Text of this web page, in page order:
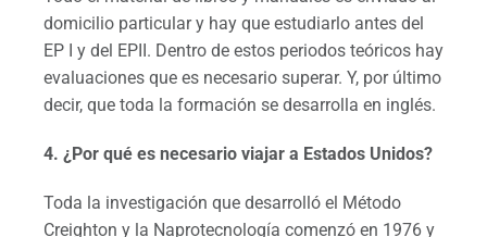
domicilio particular y hay que estudiarlo antes del
EP I y del EPII. Dentro de estos periodos teóricos hay
evaluaciones que es necesario superar. Y, por último
decir, que toda la formación se desarrolla en inglés.
4. ¿Por qué es necesario viajar a Estados Unidos?
Toda la investigación que desarrolló el Método
Creighton y la Naprotecnología comenzó en 1976 y